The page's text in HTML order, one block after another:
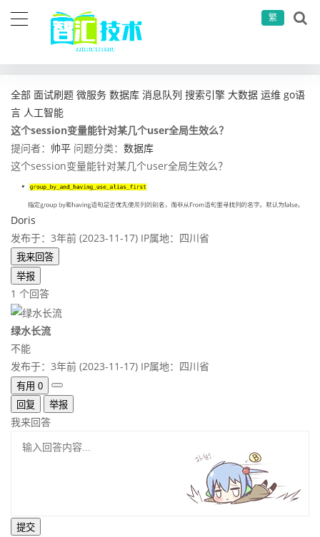
繁
全部 面试刷题 微服务 数据库 消息队列 搜索引擎 大数据 运维 go语
言 人工智能
这个session变量能针对某几个user全局生效么？
提问者： 帅平 问题分类： 数据库
这个session变量能针对某几个user全局生效么？
Doris
发布于：3年前 (2023-11-17) IP属地：四川省
我来回答
举报
1 个回答
绿水长流
不能
发布于：3年前 (2023-11-17) IP属地：四川省
有用 0
回复
举报
我来回答